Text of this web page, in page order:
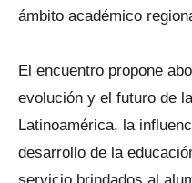
ámbito académico
El encuentro propone
evolución y el futuro de
Latinoamérica, la
desarrollo de la